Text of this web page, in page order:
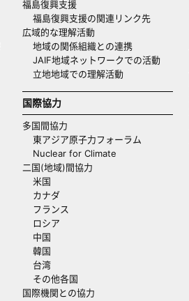
福島復興支援
福島復興支援の関連リンク先
広域的な理解活動
地域の関係組織との連携
JAIF地域ネットワークでの活動
立地地域での理解活動
国際協力
多国間協力
東アジア原子力フォーラム
Nuclear for Climate
二国(地域)間協力
米国
カナダ
フランス
ロシア
中国
韓国
台湾
その他各国
国際機関との協力